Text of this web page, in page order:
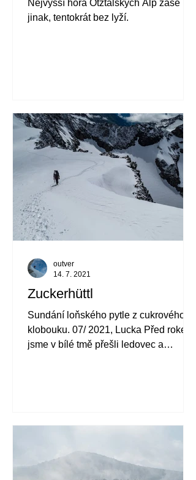
Nejvyšší hora Ötztálskych Alp zase
jinak, tentokrát bez lyží.
Zuckerhüttl
Sundání loňského pytle z cukrového
klobouku. 07/ 2021, Lucka Před rokem
jsme v bílé tmě přešli ledovec a
outver
14. 7. 2021